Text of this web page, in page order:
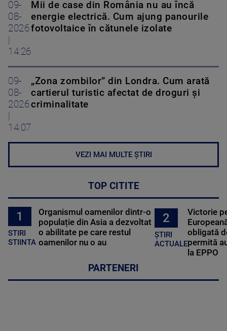
09-
08-
2026
14:26
Mii de case din România nu au încă
energie electrică. Cum ajung panourile
fotovoltaice în cătunele izolate
09-
08-
2026
14:07
„Zona zombilor” din Londra. Cum arată
cartierul turistic afectat de droguri și
criminalitate
VEZI MAI MULTE ȘTIRI
TOP CITITE
1
STIRI
STIINTA
Organismul oamenilor dintr-o
populație din Asia a dezvoltat
o abilitate pe care restul
oamenilor nu o au
2
ȘTIRI
ACTUALE
Victorie
obligată
permită
la EPPO
PARTENERI